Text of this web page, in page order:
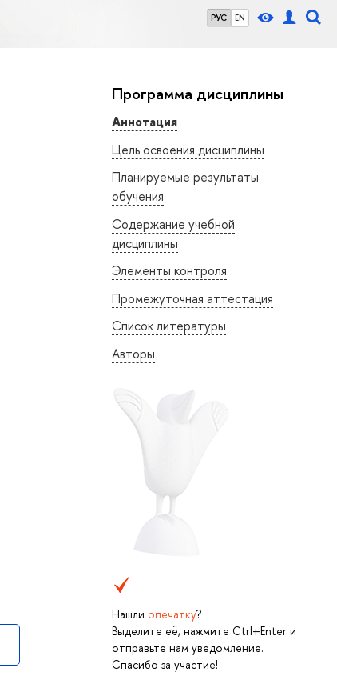
РУС EN
Программа дисциплины
Аннотация
Цель освоения дисциплины
Планируемые результаты
обучения
Содержание учебной
дисциплины
Элементы контроля
Промежуточная аттестация
Список литературы
Авторы
Нашли опечатку?
Выделите её, нажмите Ctrl+Enter и
отправьте нам уведомление.
Спасибо за участие!